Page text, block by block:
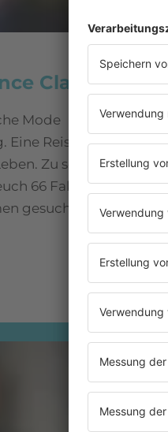
Clarke
Mode
Reise
Zu seinem
66 Fakten
gesucht.